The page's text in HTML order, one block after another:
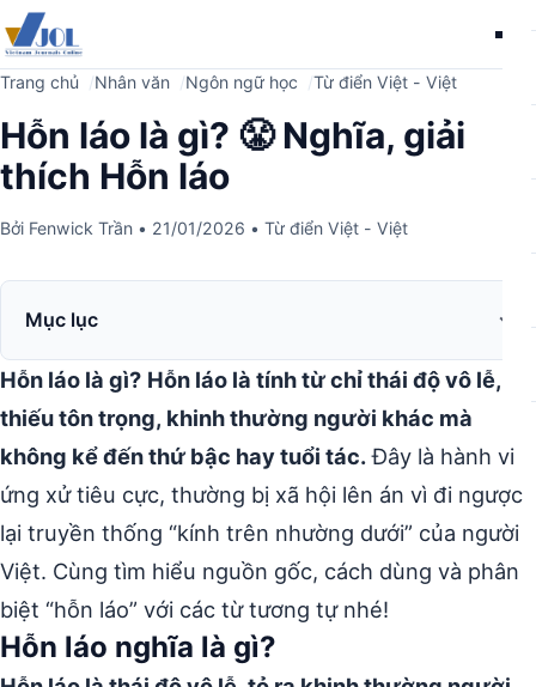
Trang chủ Nhân văn Ngôn ngữ học Từ điển Việt - Việt
Hỗn láo là gì? 😤 Nghĩa, giải
thích Hỗn láo
Bởi Fenwick Trần • 21/01/2026 • Từ điển Việt - Việt
Mục lục
Hỗn láo là gì? Hỗn láo là tính từ chỉ thái độ vô lễ,
thiếu tôn trọng, khinh thường người khác mà
không kể đến thứ bậc hay tuổi tác.Đây là hành vi
ứng xử tiêu cực, thường bị xã hội lên án vì đi ngược
lại truyền thống “kính trên nhường dưới” của người
Việt. Cùng tìm hiểu nguồn gốc, cách dùng và phân
biệt “hỗn láo” với các từ tương tự nhé!
Hỗn láo nghĩa là gì?